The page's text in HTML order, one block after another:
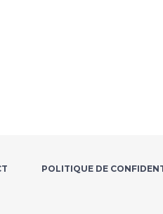
POLITIQUE DE